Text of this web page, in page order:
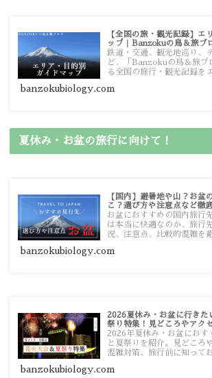
【全国の旅・観光記録】エ
ップ｜Banzokuの鳥＆旅ブ
鉄道・交通、観光地巡り、
ど、「Banzokuの鳥＆旅ブ
る全国の旅行・観光記録を
ガイドマップからスムーズ
banzokubiology.com
夏休み・お盆の旅行に向けて！
【国内】避暑地や山？お盆
こ？選び方や注意点など徹
お盆におすすめの国内旅行
は本当に快適なのか、旅行
況、注意点、比較的混雑を
す。
banzokubiology.com
2026夏休み・お盆に行きた
祭り特集！見どころやアク
2026年夏休み・お盆におす
と夏祭りを紹介。見どころ
混雑対策、旅行前に知って
banzokubiology.com